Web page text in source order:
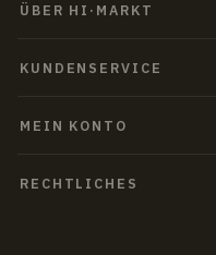
ÜBER HI·MARKT
KUNDENSERVICE
MEIN KONTO
RECHTLICHES